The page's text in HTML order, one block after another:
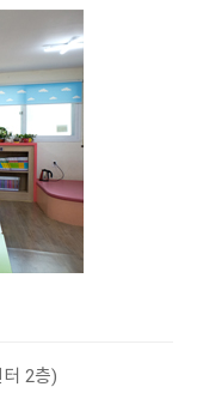
2층)